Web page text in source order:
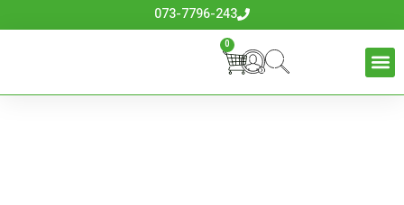
073-7796-243
0